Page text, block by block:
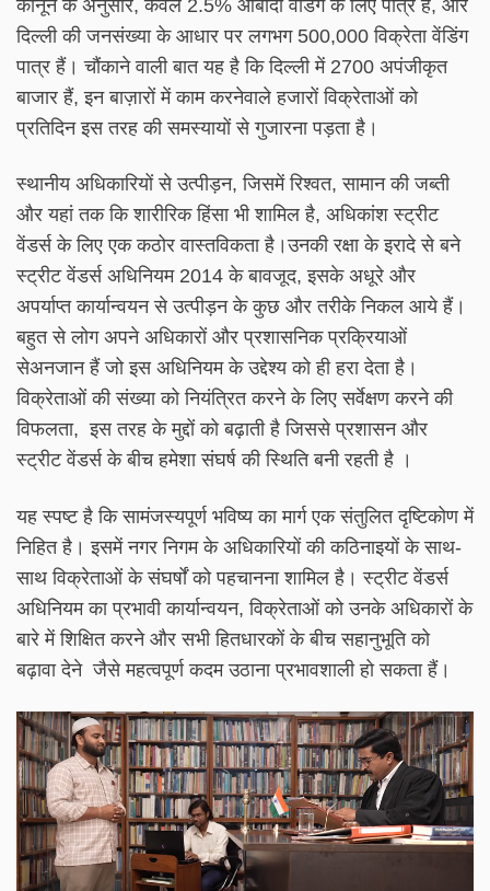
कानून के अनुसार, केवल 2.5% आबादी वेंडिंग के लिए पात्र है, और
दिल्ली की जनसंख्या के आधार पर लगभग 500,000 विक्रेता वेंडिंग
पात्र हैं। चौंकाने वाली बात यह है कि दिल्ली में 2700 अपंजीकृत
बाजार हैं, इन बाज़ारों में काम करनेवाले हजारों विक्रेताओं को
प्रतिदिन इस तरह की समस्यायों से गुजारना पड़ता है।
स्थानीय अधिकारियों से उत्पीड़न, जिसमें रिश्वत, सामान की जब्ती
और यहां तक कि शारीरिक हिंसा भी शामिल है, अधिकांश स्ट्रीट
वेंडर्स के लिए एक कठोर वास्तविकता है।उनकी रक्षा के इरादे से बने
स्ट्रीट वेंडर्स अधिनियम 2014 के बावजूद, इसके अधूरे और
अपर्याप्त कार्यान्वयन से उत्पीड़न के कुछ और तरीके निकल आये हैं।
बहुत से लोग अपने अधिकारों और प्रशासनिक प्रक्रियाओं
सेअनजान हैं जो इस अधिनियम के उद्देश्य को ही हरा देता है।
विक्रेताओं की संख्या को नियंत्रित करने के लिए सर्वेक्षण करने की
विफलता, इस तरह के मुद्दों को बढ़ाती है जिससे प्रशासन और
स्ट्रीट वेंडर्स के बीच हमेशा संघर्ष की स्थिति बनी रहती है ।
यह स्पष्ट है कि सामंजस्यपूर्ण भविष्य का मार्ग एक संतुलित दृष्टिकोण में
निहित है। इसमें नगर निगम के अधिकारियों की कठिनाइयों के साथ-
साथ विक्रेताओं के संघर्षों को पहचानना शामिल है। स्ट्रीट वेंडर्स
अधिनियम का प्रभावी कार्यान्वयन, विक्रेताओं को उनके अधिकारों के
बारे में शिक्षित करने और सभी हितधारकों के बीच सहानुभूति को
बढ़ावा देने जैसे महत्वपूर्ण कदम उठाना प्रभावशाली हो सकता हैं।